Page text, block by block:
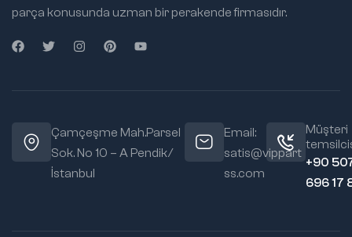
parça konusunda uzman bir perakende firmasıdır.
Çamçeşme Mah.Parsel
Sok. No 10 – A Pendik/
İstanbul
Email:
satis@vippart
ss.com
Müşteri
+90
696 17